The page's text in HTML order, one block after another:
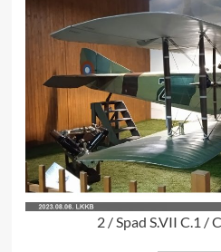
2 / Spad S.VII C.1 /